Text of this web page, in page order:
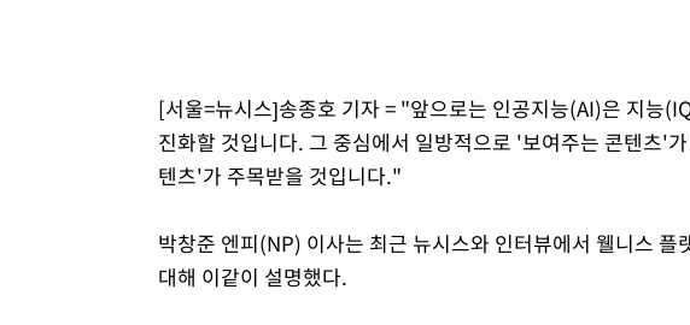
[서울=뉴시스]송종호 기자 = "앞으로는 인공지능(AI)은 지능
진화할 것입니다. 그 중심에서 일방적으로 '보여주는 콘텐츠'
텐츠'가 주목받을 것입니다."
박창준 엔피(NP) 이사는 최근 뉴시스와 인터뷰에서 웰니스
대해 이같이 설명했다.